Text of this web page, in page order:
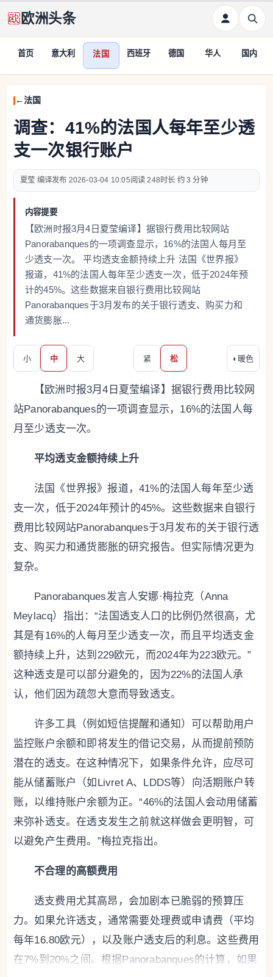
欧洲头条
首页 意大利 法国 西班牙 德国 华人 国内
法国
调查：41%的法国人每年至少透
支一次银行账户
夏莹 编译 2026-03-04 10:05 248 约 3 分钟
内容提要
【欧洲时报3月4日夏莹编译】据银行费用比较网站
Panorabanques的一项调查显示，16%的法国人每月至
少透支一次。 平均透支金额持续上升 法国《世界报》
报道，41%的法国人每年至少透支一次，低于2024年预
计的45%。这些数据来自银行费用比较网站
Panorabanques于3月发布的关于银行透支、购买力和
通货膨胀...
小 中 大 紧 松 ◐ 暖色
【欧洲时报3月4日夏莹编译】据银行费用比较网
站Panorabanques的一项调查显示，16%的法国人每
月至少透支一次。
平均透支金额持续上升
法国《世界报》报道，41%的法国人每年至少透
支一次，低于2024年预计的45%。这些数据来自银行
费用比较网站Panorabanques于3月发布的关于银行透
支、购买力和通货膨胀的研究报告。但实际情况更为
复杂。
Panorabanques发言人安娜·梅拉克（Anna
Meylacq）指出：“法国透支人口的比例仍然很高，尤
其是有16%的人每月至少透支一次，而且平均透支金
额持续上升，达到229欧元，而2024年为223欧元。”
这种透支是可以部分避免的，因为22%的法国人承
认，他们因为疏忽大意而导致透支。
许多工具（例如短信提醒和通知）可以帮助用户
监控账户余额和即将发生的借记交易，从而提前预防
潜在的透支。在这种情况下，如果条件允许，应尽可
能从储蓄账户（如Livret A、LDDS等）向活期账户转
账，以维持账户余额为正。“46%的法国人会动用储蓄
来弥补透支。在透支发生之前就这样做会更明智，可
以避免产生费用。”梅拉克指出。
不合理的高额费用
透支费用尤其高昂，会加剧本已脆弱的预算压
力。如果允许透支，通常需要处理费或申请费（平均
每年16.80欧元），以及账户透支后的利息。这些费用
在7%到20%之间。根据Panorabanques的计算，如果